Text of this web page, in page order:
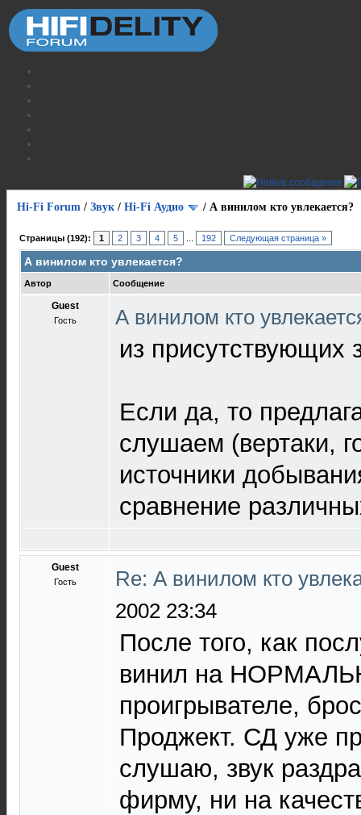
Hi-Fi Forum / Звук / Hi-Fi Аудио / А винилом кто увлекается?
Страницы (192): 1 2 3 4 5 192 Следующая страница »
А винилом кто увлекается?
Автор Сообщение
Guest
Гость А винилом кто
из присутствующих
Если да, то
слушаем (вертаки,
источники
сравнение
Guest
Гость
Re: А винилом кто
2002 23:34
После того, как
винил на
проигрывателе,
Проджект. СД уже
слушаю, звук
фирму, ни на